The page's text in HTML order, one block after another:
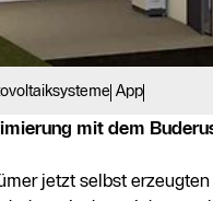
App
mit dem
jetzt selbst